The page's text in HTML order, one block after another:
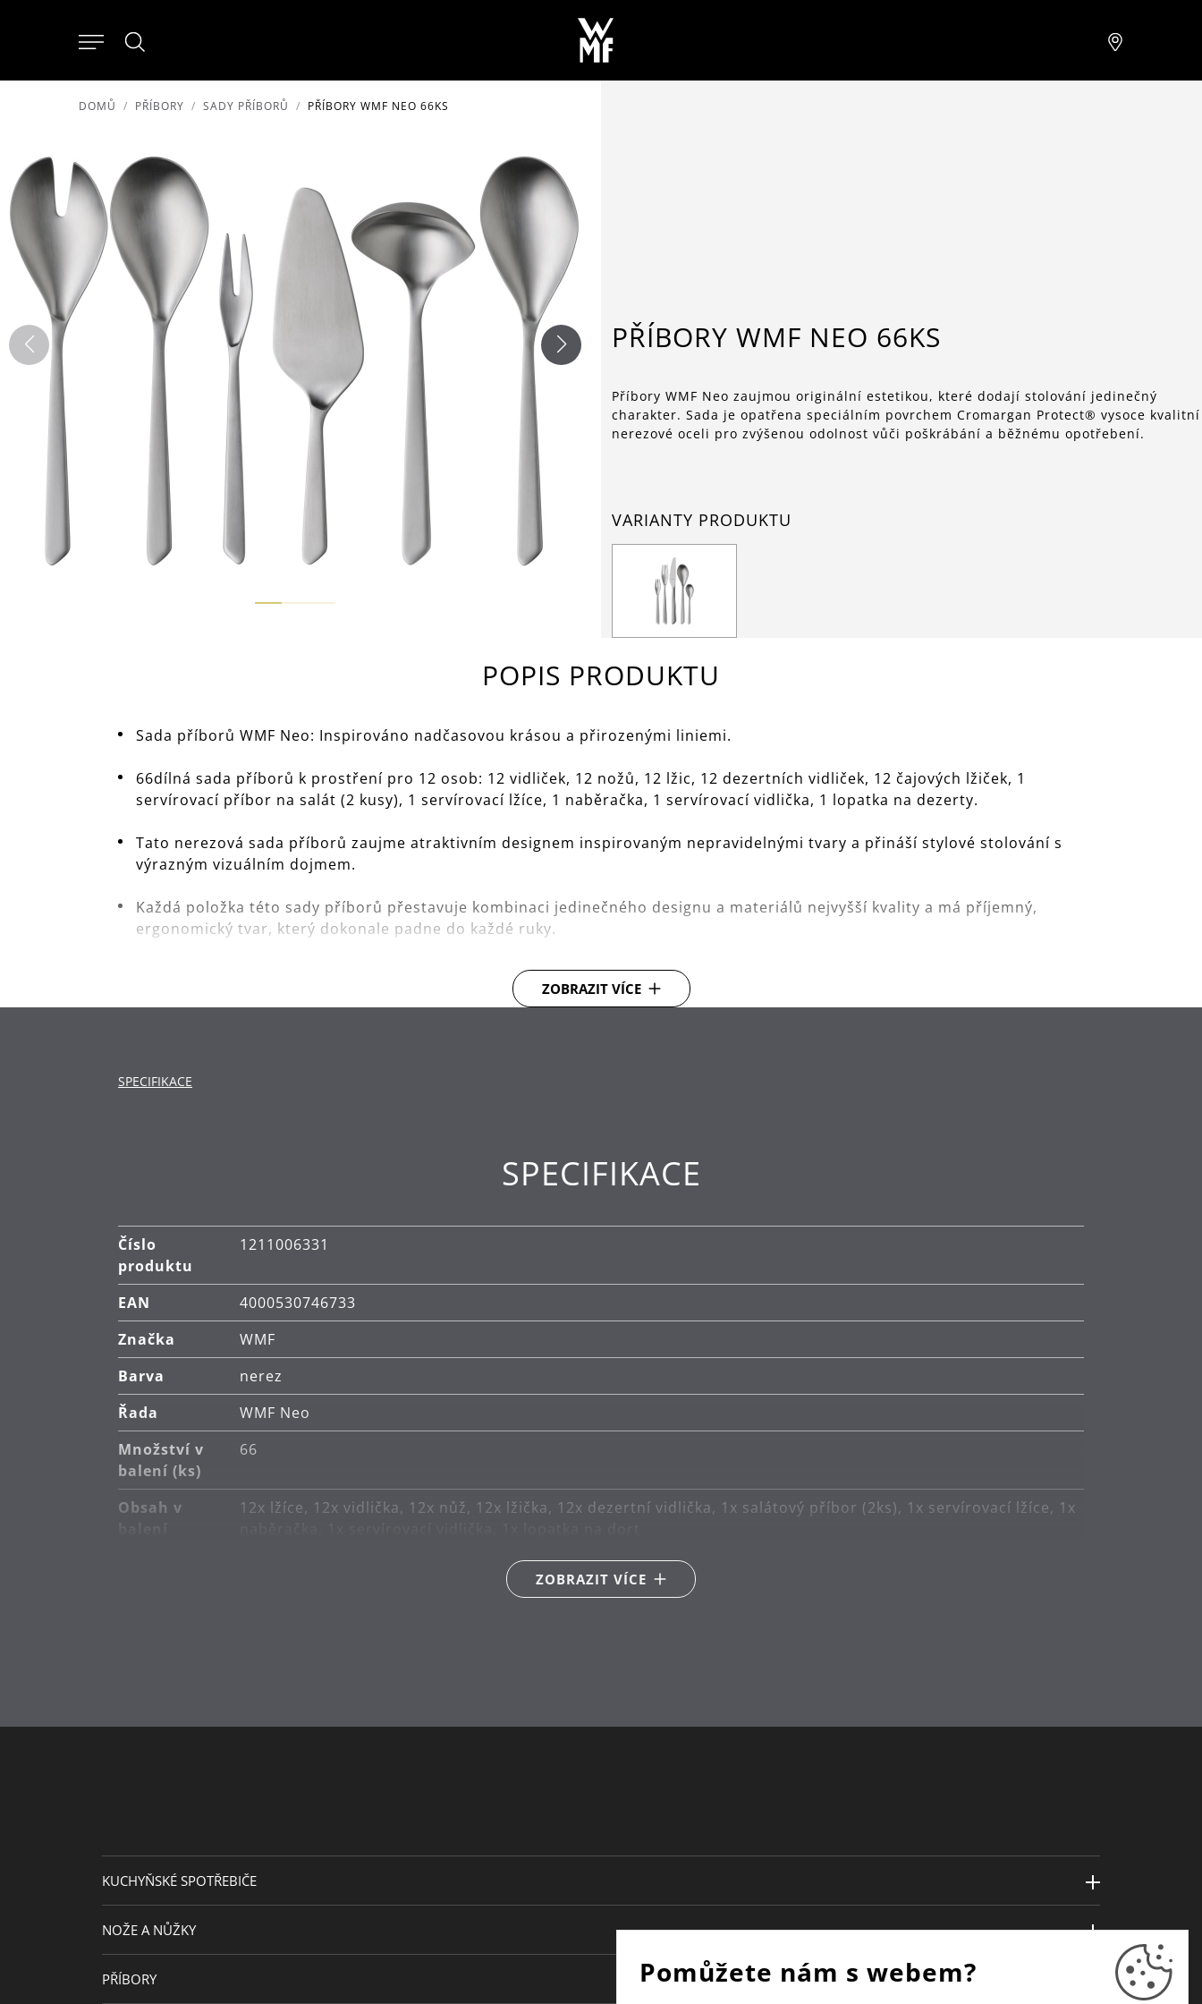
DOMŮ PŘÍBORY SADY PŘÍBORŮ PŘÍBORY WMF NEO 66KS
PŘÍBORY WMF NEO 66KS
Příbory WMF Neo zaujmou originální estetikou, které dodají stolování jedinečný
charakter. Sada je opatřena speciálním povrchem Cromargan Protect® vysoce kvalitní
nerezové oceli pro zvýšenou odolnost vůči poškrábání a běžnému opotřebení.
VARIANTY PRODUKTU
POPIS PRODUKTU
Sada příborů WMF Neo: Inspirováno nadčasovou krásou a přirozenými liniemi.
66dílná sada příborů k prostření pro 12 osob: 12 vidliček, 12 nožů, 12 lžic, 12 dezertních vidliček, 12 čajových lžiček, 1
servírovací příbor na salát (2 kusy), 1 servírovací lžíce, 1 naběračka, 1 servírovací vidlička, 1 lopatka na dezerty.
Tato nerezová sada příborů zaujme atraktivním designem inspirovaným nepravidelnými tvary a přináší stylové stolování s
výrazným vizuálním dojmem.
Každá položka této sady příborů přestavuje kombinaci jedinečného designu a materiálů nejvyšší kvality a má příjemný,
ergonomický tvar, který dokonale padne do každé ruky.
Speciální povrchová úprava z vysoce kvalitní nerezové oceli Cromargan protect® přispívá k ještě větší odolnosti vůči
poškrábání a běžnému opotřebení - pro krásu, která vydrží.
Čepele nožů jsou vyrobeny z jedinečné nerezové oceli, která je kovaná a speciálně tvrzená, aby si dlouhodobě uchovala
ZOBRAZIT VÍCE
SPECIFIKACE
SPECIFIKACE
Číslo
produktu
1211006331
EAN
4000530746733
Značka
WMF
Barva
nerez
Řada
WMF Neo
Množství v
balení (ks)
66
Obsah v
12x lžíce, 12x vidlička, 12x nůž, 12x lžička, 12x dezertní vidlička, 1x salátový příbor (2ks), 1x servírovací lžíce, 1x
ZOBRAZIT VÍCE
KUCHYŇSKÉ SPOTŘEBIČE
NOŽE A NŮŽKY
PŘÍBORY Pomůžete nám s webem?